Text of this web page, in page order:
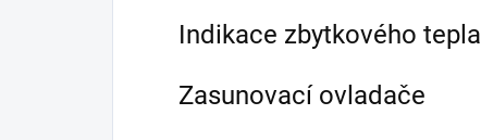
Indikace zbytkového tepla
Zasunovací ovladače